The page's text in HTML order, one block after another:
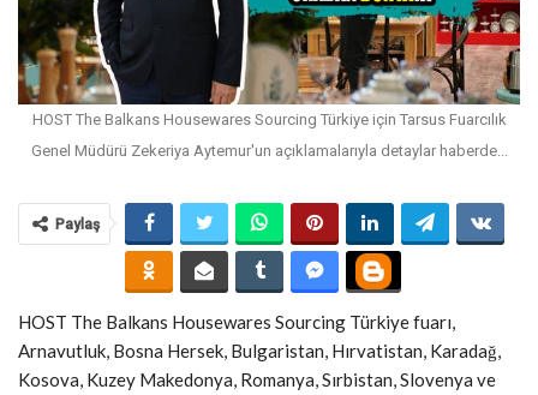
HOST The Balkans Housewares Sourcing Türkiye için Tarsus Fuarcılık
Genel Müdürü Zekeriya Aytemur'un açıklamalarıyla detaylar haberde...
Paylaş
HOST The Balkans Housewares Sourcing Türkiye fuarı,
Arnavutluk, Bosna Hersek, Bulgaristan, Hırvatistan, Karadağ,
Kosova, Kuzey Makedonya, Romanya, Sırbistan, Slovenya ve